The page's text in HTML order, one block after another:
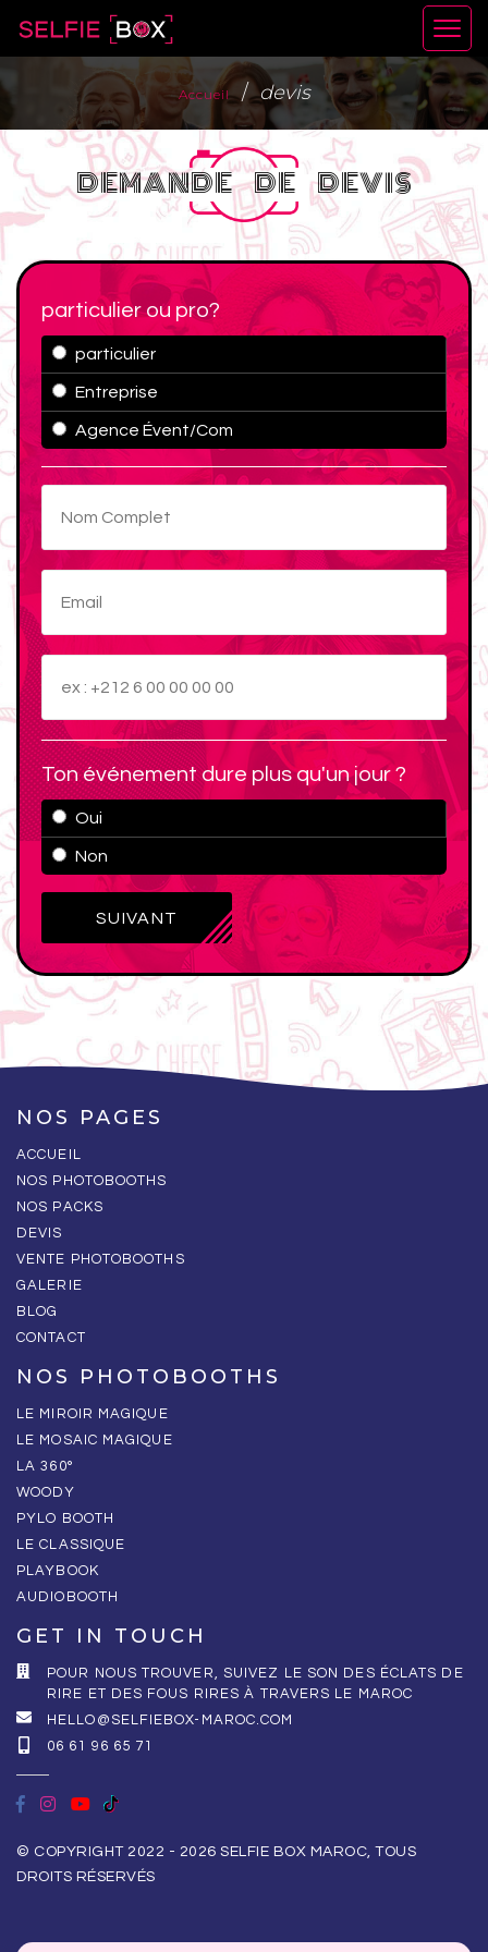
Accueil devis
DEMANDE DE DEVIS
particulier ou pro?
particulier
Entreprise
Agence Évent/Com
Ton événement dure plus qu'un jour ?
Oui
Non
NOS PAGES
ACCUEIL
NOS PHOTOBOOTHS
NOS PACKS
DEVIS
VENTE PHOTOBOOTHS
GALERIE
BLOG
CONTACT
NOS PHOTOBOOTHS
LE MIROIR MAGIQUE
LE MOSAIC MAGIQUE
LA 360°
WOODY
PYLO BOOTH
LE CLASSIQUE
PLAYBOOK
AUDIOBOOTH
GET IN TOUCH
POUR NOUS TROUVER, SUIVEZ LE SON DES ÉCLATS DE
RIRE ET DES FOUS RIRES À TRAVERS LE MAROC
HELLO@SELFIEBOX-MAROC.COM
06 61 96 65 71
© COPYRIGHT 2022 - 2026 SELFIE BOX MAROC, TOUS
DROITS RÉSERVÉS